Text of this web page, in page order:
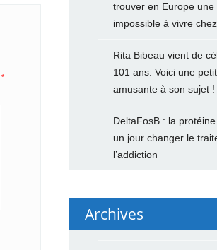
*
trouver en Europe une
impossible à vivre
Rita Bibeau vient de
101 ans. Voici une
amusante à son sujet !
DeltaFosB : la
un jour changer le
l’addiction
Archives